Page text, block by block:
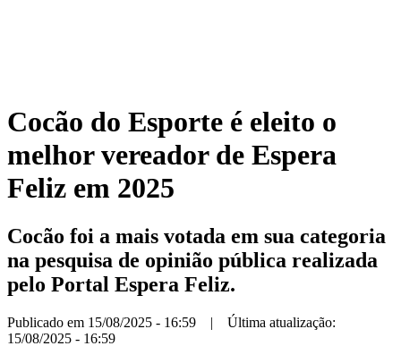
Cocão do Esporte é eleito o
melhor vereador de Espera
Feliz em 2025
Cocão foi a mais votada em sua categoria
na pesquisa de opinião pública realizada
pelo Portal Espera Feliz.
Publicado em 15/08/2025 - 16:59 | Última atualização:
15/08/2025 - 16:59